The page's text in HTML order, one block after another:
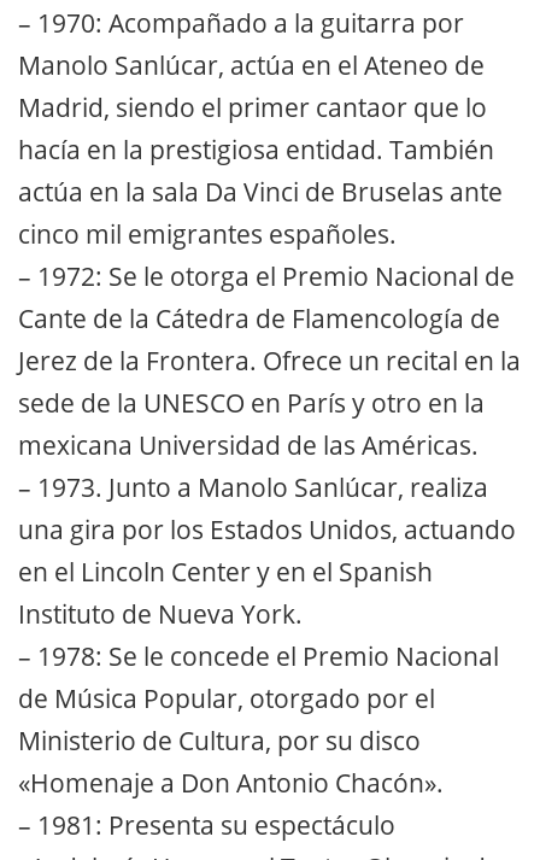
– 1970: Acompañado a la guitarra por
Manolo Sanlúcar, actúa en el Ateneo de
Madrid, siendo el primer cantaor que lo
hacía en la prestigiosa entidad. También
actúa en la sala Da Vinci de Bruselas ante
cinco mil emigrantes españoles.
– 1972: Se le otorga el Premio Nacional de
Cante de la Cátedra de Flamencología de
Jerez de la Frontera. Ofrece un recital en la
sede de la UNESCO en París y otro en la
mexicana Universidad de las Américas.
– 1973. Junto a Manolo Sanlúcar, realiza
una gira por los Estados Unidos, actuando
en el Lincoln Center y en el Spanish
Instituto de Nueva York.
– 1978: Se le concede el Premio Nacional
de Música Popular, otorgado por el
Ministerio de Cultura, por su disco
«Homenaje a Don Antonio Chacón».
– 1981: Presenta su espectáculo